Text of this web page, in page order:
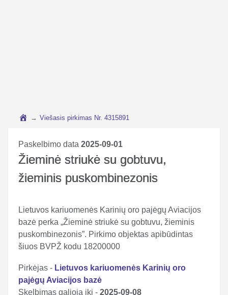
→ Viešasis pirkimas Nr. 4315891
Paskelbimo data 2025-09-01
Žieminė striukė su gobtuvu,
žieminis puskombinezonis
Lietuvos kariuomenės Karinių oro pajėgų Aviacijos
bazė perka „Žieminė striukė su gobtuvu, žieminis
puskombinezonis”. Pirkimo objektas apibūdintas
šiuos BVPŽ kodu 18200000
Pirkėjas - Lietuvos kariuomenės Karinių oro
pajėgų Aviacijos bazė
Skelbimas galioja iki - 2025-09-08